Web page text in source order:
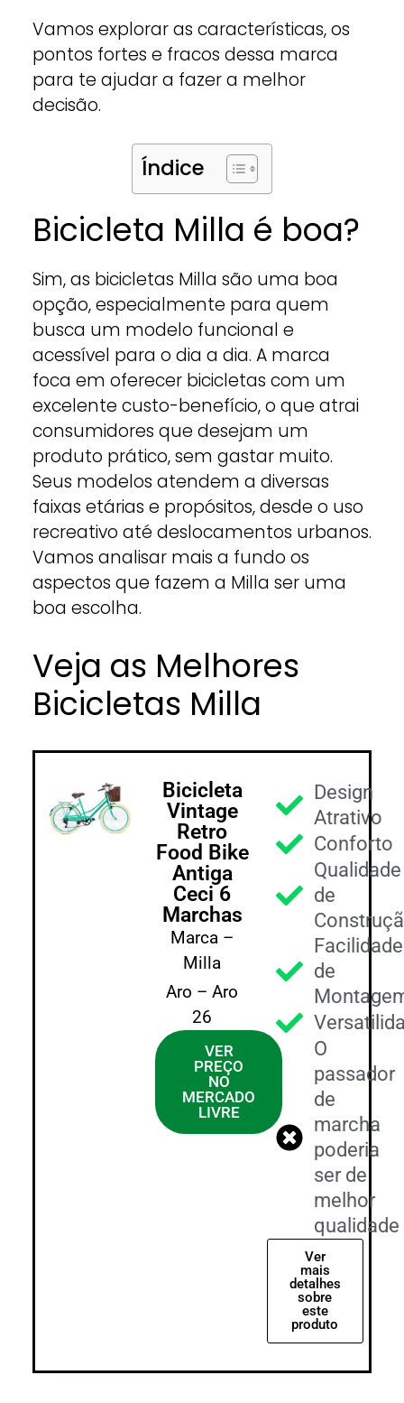
Vamos explorar as características, os
pontos fortes e fracos dessa marca
para te ajudar a fazer a melhor
decisão.
Índice
Bicicleta Milla é boa?
Sim, as bicicletas Milla são uma boa
opção, especialmente para quem
busca um modelo funcional e
acessível para o dia a dia. A marca
foca em oferecer bicicletas com um
excelente custo-benefício, o que atrai
consumidores que desejam um
produto prático, sem gastar muito.
Seus modelos atendem a diversas
faixas etárias e propósitos, desde o uso
recreativo até deslocamentos urbanos.
Vamos analisar mais a fundo os
aspectos que fazem a Milla ser uma
boa escolha.
Veja as Melhores
Bicicletas Milla
Bicicleta
Vintage
Retro
Food Bike
Antiga
Ceci 6
Marchas
Marca –
Milla
Aro – Aro
26
VER
PREÇO
NO
MERCADO
LIVRE
Design
Atrativo
Conforto
Qualidade
de
Facilidade
de
O
passador
de
marcha
poderia
ser de
melhor
qualidade
Ver
mais
detalhes
sobre
este
produto